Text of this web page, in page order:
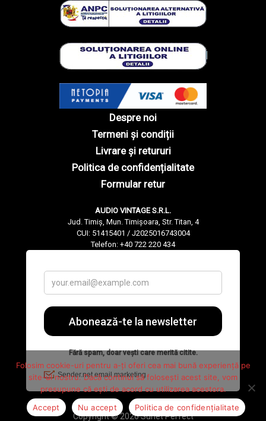
Despre noi
Termeni și condiții
Livrare și retururi
Politica de confidențialitate
Formular retur
AUDIO VINTAGE S.R.L.
Jud. Timiș, Mun. Timișoara, Str. Titan, 4
CUI: 51415401 / J2025016743004
Telefon: +40 722 220 434
Copyright © 2026 Sunet Perfect
Folosim cookie-uri pentru a-ți oferi cea mai bună experiență pe
site-ul nostru. Dacă continui să folosești acest site, vom
presupune că ești de acord cu utilizarea acestora.
Accept
Nu accept Politica de confidențialitate